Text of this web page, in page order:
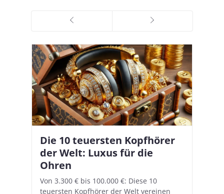
Die 10 teuersten Kopfhörer
der Welt: Luxus für die
Ohren
Von 3.300 € bis 100.000 €: Diese 10
teuersten Kopfhörer der Welt vereinen
Apple AirPods Pro 2 und iOS
18.1: So richtet ihr das neue
Hörgeräte-Feature ein
Mit iOS 18.1 und den AirPods Pro 2
verwandelt Apple seine In-Ear-Kopfhörer